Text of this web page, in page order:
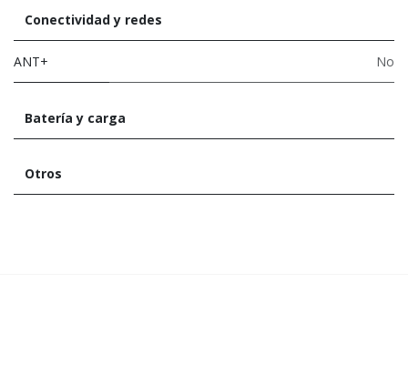
Conectividad y redes
ANT+ No
Batería y carga
Otros